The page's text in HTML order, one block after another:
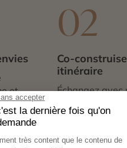
et
à vos
02
Co-
itinéraire
Échangez avec
créer un
envies et à